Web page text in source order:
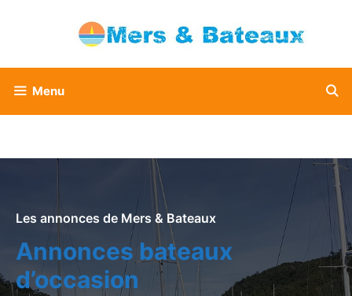
Menu
Les annonces de Mers & Bateaux
Annonces bateaux
d’occasion